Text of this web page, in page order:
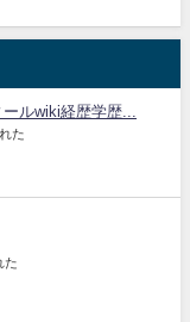
ルwiki経歴学歴...
た
た